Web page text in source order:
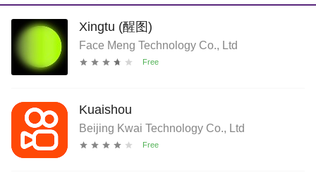
Xingtu (醒图)
Face Meng Technology Co., Ltd
Kuaishou
Beijing Kwai Technology Co., Ltd